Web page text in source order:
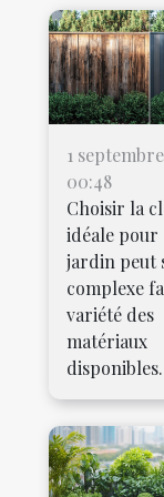
1
00:48
Choisir la
idéale pour
jardin peut
complexe
variété des
matériaux